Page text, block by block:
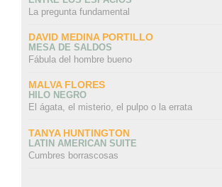
La pregunta fundamental
DAVID MEDINA PORTILLO
MESA DE SALDOS
Fábula del hombre bueno
MALVA FLORES
HILO NEGRO
El ágata, el misterio, el pulpo o la errata
TANYA HUNTINGTON
LATIN AMERICAN SUITE
Cumbres borrascosas